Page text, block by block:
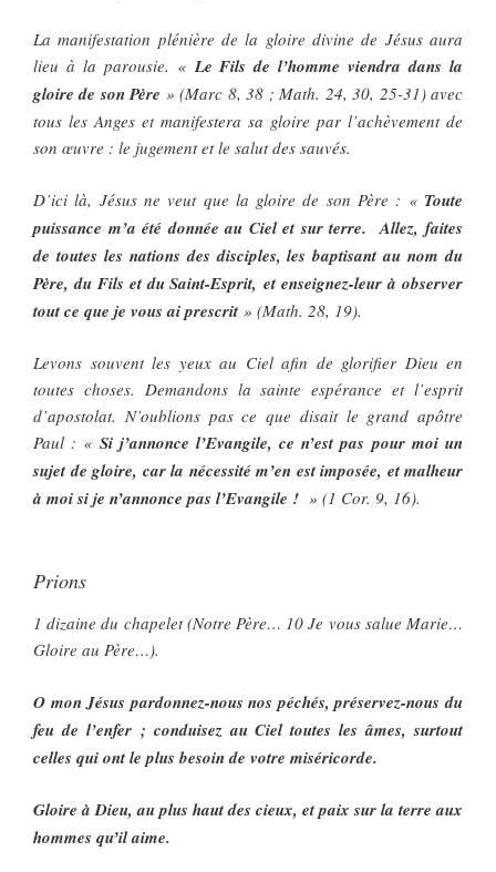
La manifestation plénière de la gloire divine de Jésus aura
lieu à la parousie. «Le Fils de l’homme viendra dans la
gloire de son Père » (Marc 8, 38 ; Math. 24, 30, 25-31) avec
tous les Anges et manifestera sa gloire par l’achèvement de
son œuvre : le jugement et le salut des sauvés.
D’ici là, Jésus ne veut que la gloire de son Père : « Toute
puissance m’a été donnée au Ciel et sur terre. Allez, faites
de toutes les nations des disciples, les baptisant au nom du
Père, du Fils et du Saint-Esprit, et enseignez-leur à observer
tout ce que je vous ai prescrit» (Math. 28, 19).
Levons souvent les yeux au Ciel afin de glorifier Dieu en
toutes choses. Demandons la sainte espérance et l’esprit
d’apostolat. N’oublions pas ce que disait le grand apôtre
Paul : « Si j’annonce l’Evangile, ce n’est pas pour moi un
sujet de gloire, car la nécessité m’en est imposée, et malheur
à moi si je n’annonce pas l’Evangile ! » (1 Cor. 9, 16).
Prions
1 dizaine du chapelet (Notre Père… 10 Je vous salue Marie…
Gloire au Père…).
O mon Jésus pardonnez-nous nos péchés, préservez-nous du
feu de l’enfer ; conduisez au Ciel toutes les âmes, surtout
celles qui ont le plus besoin de votre miséricorde.
Gloire à Dieu, au plus haut des cieux, et paix sur la terre aux
hommes qu’il aime.